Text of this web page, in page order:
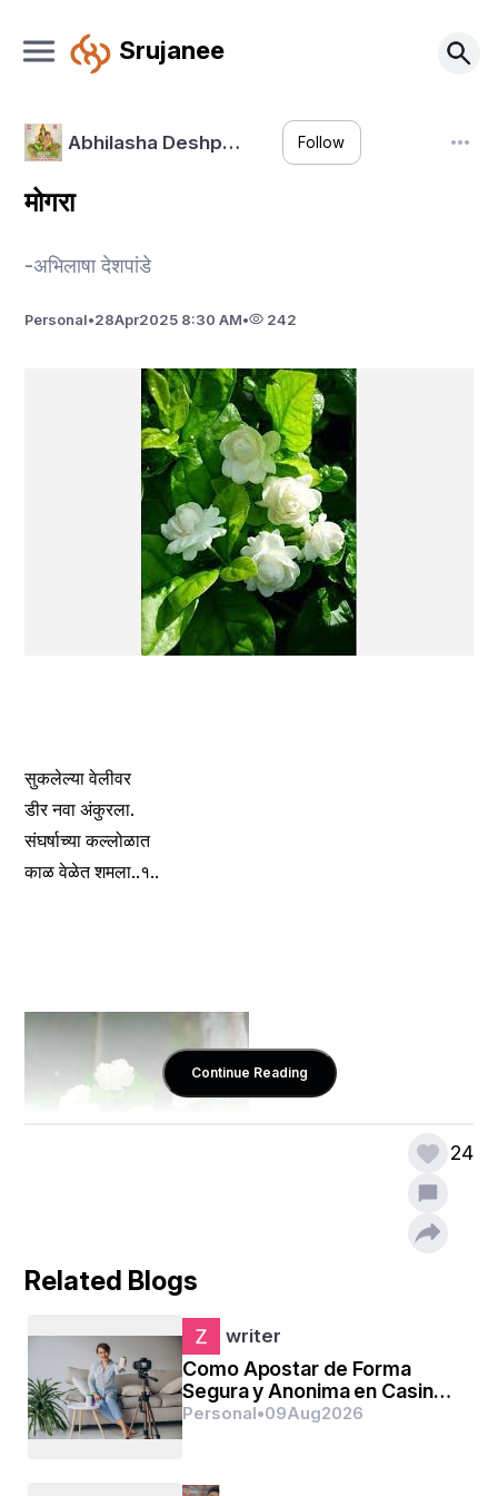
Srujanee
Abhilasha Deshp… Follow
मोगरा
-अभिलाषा देशपांडे
Personal•28Apr2025 8:30 AM• 242
सुकलेल्या वेलीवर
डीर नवा अंकुरला.
संघर्षाच्या कल्लोळात
काळ वेळेत शमला..१..
गढूळल्या डोहामध्ये
सोन किरण दिसला,
गर्भातूनी निषेच्या त्या
Continue Reading
24
Related Blogs
writer
Como Apostar de Forma
Segura y Anonima en Casinos
sin Verificacion
Personal•09Aug2026